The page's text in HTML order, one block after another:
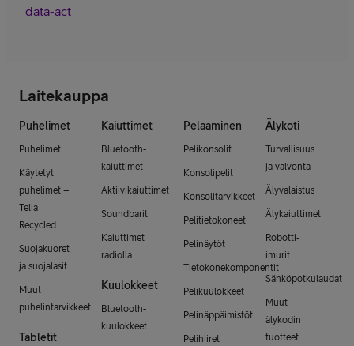
data-act
Laitekauppa
Puhelimet
Puhelimet
Käytetyt
puhelimet –
Telia
Recycled
Suojakuoret
ja suojalasit
Muut
puhelintarvikkeet
Tabletit
Kaiuttimet
Bluetooth-
kaiuttimet
Aktiivikaiuttimet
Soundbarit
Kaiuttimet
radiolla
Kuulokkeet
Bluetooth-
kuulokkeet
Pelaaminen
Pelikonsolit
Konsolipelit
Konsolitarvikkeet
Pelitietokoneet
Pelinäytöt
Tietokonekomponentit
Pelikuulokkeet
Pelinäppäimistöt
Pelihiiret
Älykoti
Turvallisuus
ja valvonta
Älyvalaistus
Älykaiuttimet
Robotti-
imurit
Sähköpotkulaudat
Muut
älykodin
tuotteet